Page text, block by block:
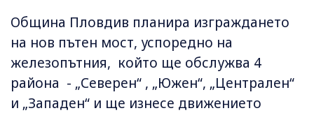
Община Пловдив планира изграждането
на нов пътен мост, успоредно на
железопътния, който ще обслужва 4
района - „Северен“ , „Южен“, „Централен“
и „Западен“ и ще изнесе движението